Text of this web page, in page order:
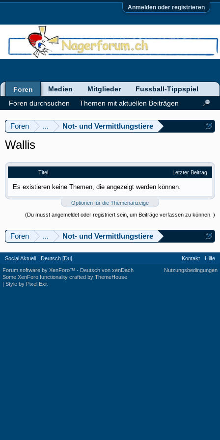
Anmelden oder registrieren
Foren ... Not- und Vermittlungstiere
Wallis
Titel Letzter Beitrag
Es existieren keine Themen, die angezeigt werden können.
Optionen für die Themenanzeige
(Du musst angemeldet oder registriert sein, um Beiträge verfassen zu können. )
Foren ... Not- und Vermittlungstiere
Foren
Foren durchsuchen
Themen mit aktuellen Beiträgen
Medien Mitglieder Fussball-Tippspiel
Social Aktuell Deutsch [Du] Kontakt
Hilfe
Nutzungsbedingungen
Forum software by XenForo™ - Deutsch von xenDach
Some XenForo functionality crafted by ThemeHouse
| Style by Pixel Exit